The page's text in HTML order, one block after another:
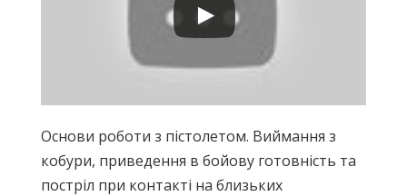
Основи роботи з пістолетом. Виймання з
кобури, приведення в бойову готовність та
постріл при контакті на близьких